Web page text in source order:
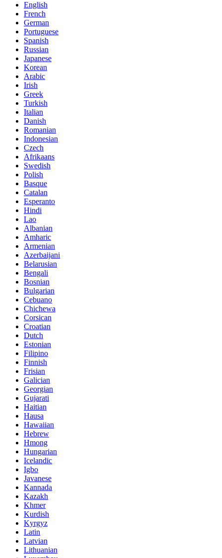
English
French
German
Portuguese
Spanish
Russian
Japanese
Korean
Arabic
Irish
Greek
Turkish
Italian
Danish
Romanian
Indonesian
Czech
Afrikaans
Swedish
Polish
Basque
Catalan
Esperanto
Hindi
Lao
Albanian
Amharic
Armenian
Azerbaijani
Belarusian
Bengali
Bosnian
Bulgarian
Cebuano
Chichewa
Corsican
Croatian
Dutch
Estonian
Filipino
Finnish
Frisian
Galician
Georgian
Gujarati
Haitian
Hausa
Hawaiian
Hebrew
Hmong
Hungarian
Icelandic
Igbo
Javanese
Kannada
Kazakh
Khmer
Kurdish
Kyrgyz
Latin
Latvian
Lithuanian